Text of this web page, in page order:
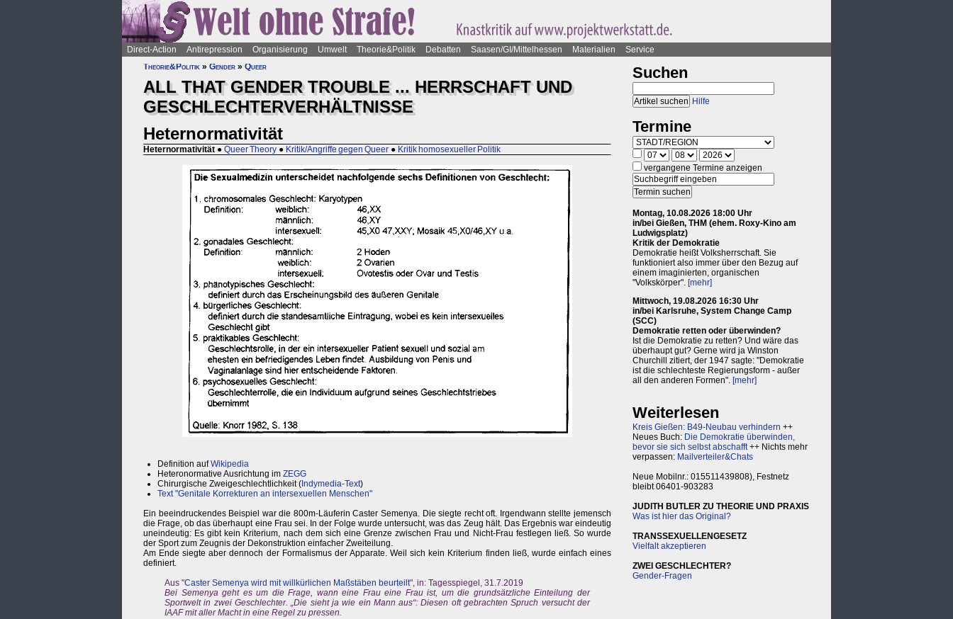
Direct-Action Antirepression Organisierung Umwelt Theorie&Politik Debatten Saasen/GI/Mittelhessen Materialien
Service
Theorie&Politik » Gender » Queer
ALL THAT GENDER TROUBLE ... HERRSCHAFT UND
GESCHLECHTERVERHÄLTNISSE
Heternormativität
Heternormativität ● Queer Theory ● Kritik/Angriffe gegen Queer ● Kritik homosexueller Politik
Definition aufWikipedia
Heteronormative Ausrichtung im ZEGG
Chirurgische Zweigeschlechtlichkeit ( Indymedia-Text)
Text "Genitale Korrekturen an intersexuellen Menschen"
Ein beeindruckendes Beispiel war die 800m-Läuferin Caster Semenya. Die siegte recht oft. Irgendwann stellte jemensch
die Frage, ob das überhaupt eine Frau sei. In der Folge wurde untersucht, was das Zeug hält. Das Ergebnis war eindeutig
uneindeutig: Es gibt kein Kriterium, nach dem sich eine Grenze zwischen Frau und Nicht-Frau festlegen ließ. So wurde
der Sport zum Zeugnis der Dekonstruktion einfacher Zweiteilung.
Am Ende siegte aber dennoch der Formalismus der Apparate. Weil sich kein Kriterium finden ließ, wurde einfach eines
definiert.
Aus "Caster Semenya wird mit willkürlichen Maßstäben beurteilt", in: Tagesspiegel, 31.7.2019
Bei Semenya geht es um die Frage, wann eine Frau eine Frau ist, um die grundsätzliche Einteilung der
Sportwelt in zwei Geschlechter. „Die sieht ja wie ein Mann aus“: Diesen oft gebrachten Spruch versucht der
IAAF mit aller Macht in eine Regel zu pressen.
Suchen
Hilfe
Termine
vergangene Termine anzeigen
Montag, 10.08.2026 18:00 Uhr
in/bei Gießen, THM (ehem. Roxy-Kino am
Ludwigsplatz)
Kritik der Demokratie
Demokratie heißt Volksherrschaft. Sie
funktioniert also immer über den Bezug auf
einem imaginierten, organischen
"Volkskörper". [mehr]
Mittwoch, 19.08.2026 16:30 Uhr
in/bei Karlsruhe, System Change Camp
(SCC)
Demokratie retten oder überwinden?
Ist die Demokratie zu retten? Und wäre das
überhaupt gut? Gerne wird ja Winston
Churchill zitiert, der 1947 sagte: "Demokratie
ist die schlechteste Regierungsform - außer
all den anderen Formen". [mehr]
Weiterlesen
Kreis Gießen: B49-Neubau verhindern ++
Neues Buch: Die Demokratie überwinden,
bevor sie sich selbst abschafft++ Nichts mehr
verpassen: Mailverteiler&Chats
Neue Mobilnr.: 015511439808), Festnetz
bleibt 06401-903283
JUDITH BUTLER ZU THEORIE UND PRAXIS
Was ist hier das Original?
TRANSSEXUELLENGESETZ
Vielfalt akzeptieren
ZWEI GESCHLECHTER?
Gender-Fragen